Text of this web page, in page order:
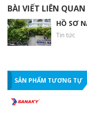
Sản phẩm sử dụng
BÀI VIẾT LIÊN QUAN
HỒ SƠ
Tin tức
SẢN PHẨM TƯƠNG TỰ